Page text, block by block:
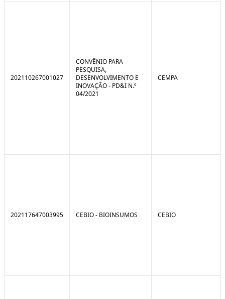
202110267001027
CONVÊNIO PARA
PESQUISA,
DESENVOLVIMENTO E
INOVAÇÃO - PD&I N.º
04/2021
CEMPA
202117647003995 CEBIO - BIOINSUMOS CEBIO